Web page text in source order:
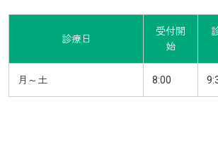
診療日
受付開
始
月～土 8:00